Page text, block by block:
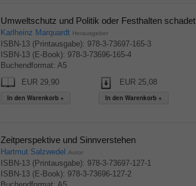
Umweltschutz und Politik oder Festhalten schadet
Karlheinz Marquardt Herausgeber
ISBN-13 (Printausgabe): 978-3-73697-165-3
ISBN-13 (E-Book): 978-3-73696-165-4
Buchendformat: A5
EUR 29,90
EUR 25,08
Zeitperspektive und Sinnverstehen
Hartmut Salzwedel Autor
ISBN-13 (Printausgabe): 978-3-73697-127-1
ISBN-13 (E-Book): 978-3-73696-127-2